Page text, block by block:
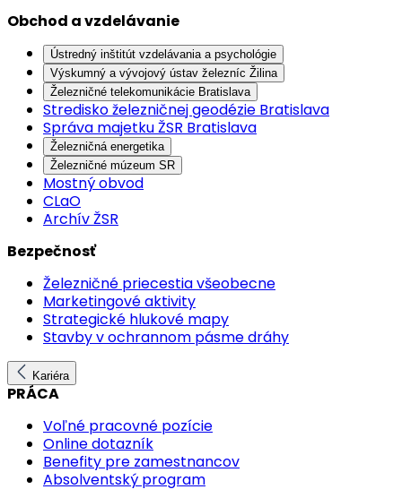
Obchod a vzdelávanie
Ústredný inštitút vzdelávania a psychológie
Výskumný a vývojový ústav železníc Žilina
Železničné telekomunikácie Bratislava
Stredisko železničnej geodézie Bratislava
Správa majetku ŽSR Bratislava
Železničná energetika
Železničné múzeum SR
Mostný obvod
CLaO
Archív ŽSR
Bezpečnosť
Železničné priecestia všeobecne
Marketingové aktivity
Strategické hlukové mapy
Stavby v ochrannom pásme dráhy
Kariéra
PRÁCA
Voľné pracovné pozície
Online dotazník
Benefity pre zamestnancov
Absolventský program